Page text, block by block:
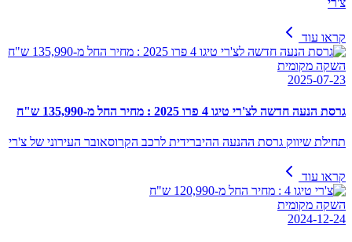
צ'רי
קראו עוד
השקה מקומית
2025-07-23
גרסת הנעה חדשה לצ'רי טיגו 4 פרו 2025 : מחיר החל מ-135,990 ש"ח
תחילת שיווק גרסת ההנעה ההיברידית לרכב הקרוסאובר העירוני של צ'רי
קראו עוד
השקה מקומית
2024-12-24